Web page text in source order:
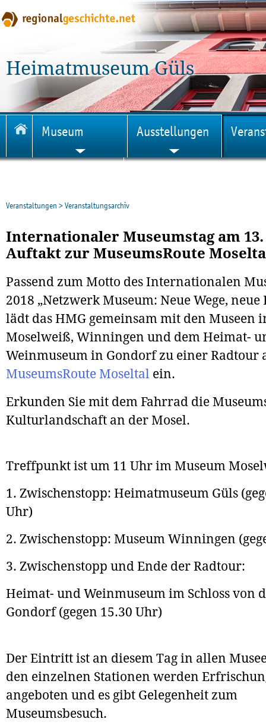
Heimatmuseum Güls
Museum Ausstellungen
Veranstaltungen >Veranstaltungsarchiv
Internationaler Museumstag am 13.
Auftakt zur MuseumsRoute
Passend zum Motto des Internationalen
2018 „Netzwerk Museum: Neue Wege, neue
lädt das HMG gemeinsam mit den Museen
Moselweiß, Winningen und dem Heimat-
Weinmuseum in Gondorf zu einer Radtour
MuseumsRoute Moseltal ein.
Erkunden Sie mit dem Fahrrad die
Kulturlandschaft an der Mosel.
Treffpunkt ist um 11 Uhr im Museum
1. Zwischenstopp: Heimatmuseum Güls
Uhr)
2. Zwischenstopp: Museum Winningen
3. Zwischenstopp und Ende der Radtour:
Heimat- und Weinmuseum im Schloss von
Gondorf (gegen 15.30 Uhr)
Der Eintritt ist an diesem Tag in allen
den einzelnen Stationen werden
angeboten und es gibt Gelegenheit zum
Museumsbesuch.